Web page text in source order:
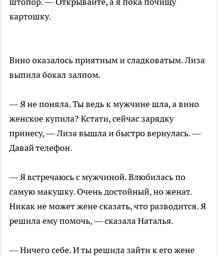
картошку.
Вино оказалось приятным и сладковатым. Лиза
выпила бокал залпом.
— Я не поняла. Ты ведь к мужчине шла, а вино
женское купила? Кстати, сейчас зарядку
принесу, — Лиза вышла и быстро вернулась. —
Давай телефон.
— Я встречаюсь с мужчиной. Влюбилась по
самую макушку. Очень достойный, но женат.
Никак не может жене сказать, что разводится. Я
решила ему помочь, — сказала Наталья.
— Ничего себе. И ты решила зайти к его жене